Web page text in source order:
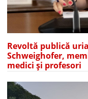
Revoltă publică
Schweighofer,
medici și profesori